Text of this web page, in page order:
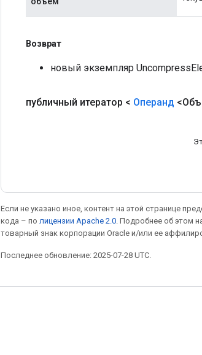
Возврат
новый экземпляр
публичный итератор < Операнд
Если не указано иное, контент на этой странице
кода – по лицензии Apache 2.0 . Подробнее об этом
товарный знак корпорации Oracle и/или ее
Последнее обновление: 2025-07-28 UTC.